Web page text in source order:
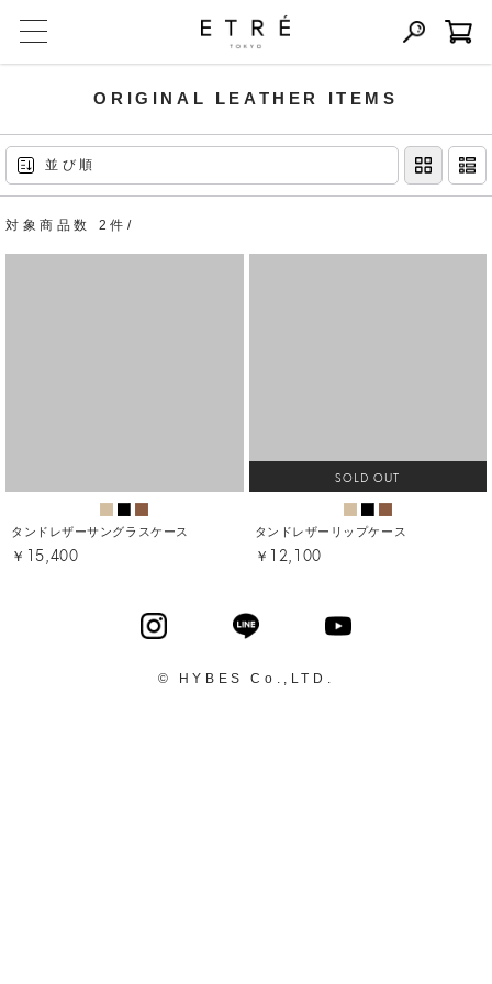
ORIGINAL LEATHER ITEMS
並び順
対象商品数 2件/
タンドレザーサングラスケース
￥15,400
SOLD OUT
タンドレザーリップケース
￥12,100
© HYBES Co.,LTD.